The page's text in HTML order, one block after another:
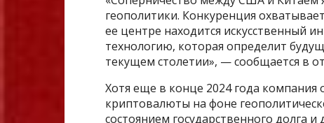
геополитики. Конкуренция
ее центре находится искусственный
технологию, которая определит
текущем столетии», — сообщается в
Хотя еще в конце 2024 года
криптовалюты на фоне
состоянием государственного